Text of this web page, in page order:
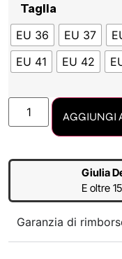
Taglia
EU 36
EU 37
EU 41
EU 42
AGGIUNGI
Giulia
E oltre
Garanzia di